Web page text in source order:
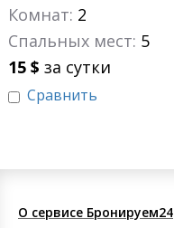
Комнат: 2
Спальных мест: 5
15 $ за сутки
Сравнить
О сервисе Бронируем24